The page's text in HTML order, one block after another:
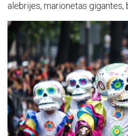
alebrijes, marionetas gigantes,